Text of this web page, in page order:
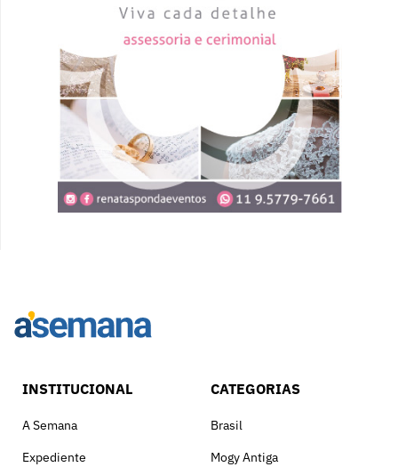
INSTITUCIONAL
A Semana
Expediente
CATEGORIAS
Brasil
Mogy Antiga